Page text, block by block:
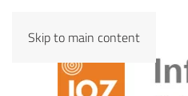
Skip to main content